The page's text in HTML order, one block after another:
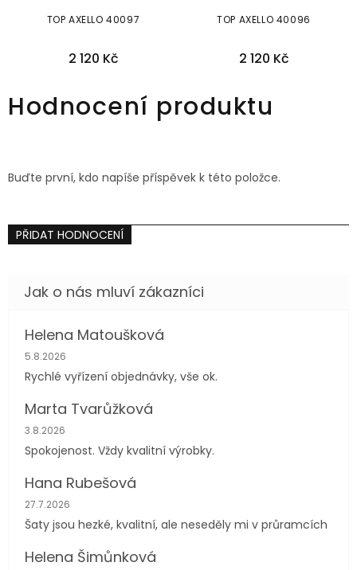
TOP AXELLO 40097
2 120 Kč
TOP AXELLO 40096
2 120 Kč
Hodnocení produktu
Buďte první, kdo napíše příspěvek k této položce.
PŘIDAT HODNOCENÍ
Helena Matoušková
Hodnocení obchodu je 5 z 5 hvězdiček.
5.8.2026
Rychlé vyřízení objednávky, vše ok.
Marta Tvarůžková
Hodnocení obchodu je 5 z 5 hvězdiček.
3.8.2026
Spokojenost. Vždy kvalitní výrobky.
Hana Rubešová
Hodnocení obchodu je 4 z 5 hvězdiček.
27.7.2026
Šaty jsou hezké, kvalitní, ale neseděly mi v průramcích
Helena Šimůnková